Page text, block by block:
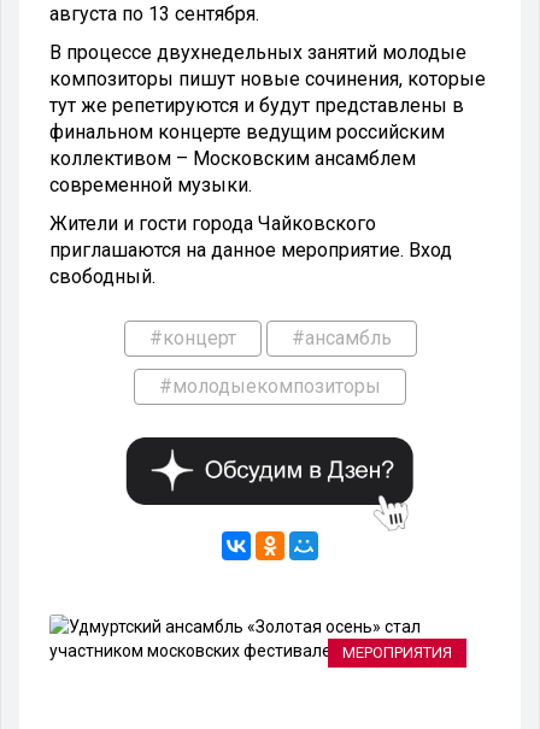
августа по 13 сентября.
В процессе двухнедельных занятий молодые
композиторы пишут новые сочинения, которые
тут же репетируются и будут представлены в
финальном концерте ведущим российским
коллективом – Московским ансамблем
современной музыки.
Жители и гости города Чайковского
приглашаются на данное мероприятие. Вход
свободный.
#концерт #ансамбль
#молодыекомпозиторы
МЕРОПРИЯТИЯ